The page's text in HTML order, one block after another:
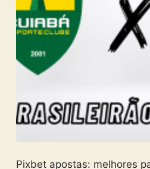
Pixbet apostas: melhores